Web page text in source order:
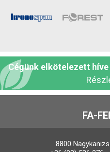
Cégünk elkötelezett
FA-
8800